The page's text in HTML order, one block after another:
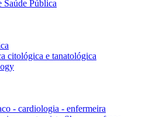
Saúde Pública
citológica e tanatológica
- cardiologia - enfermeira